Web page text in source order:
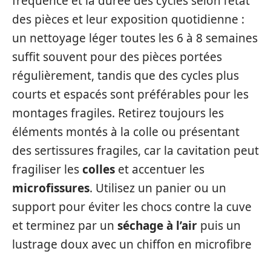
des pièces et leur exposition quotidienne :
un nettoyage léger toutes les 6 à 8 semaines
suffit souvent pour des pièces portées
régulièrement, tandis que des cycles plus
courts et espacés sont préférables pour les
montages fragiles. Retirez toujours les
éléments montés à la colle ou présentant
des sertissures fragiles, car la cavitation peut
fragiliser lescolles et accentuer les
microfissures. Utilisez un panier ou un
support pour éviter les chocs contre la cuve
et terminez par un séchage à l’air puis un
lustrage doux avec un chiffon en microfibre